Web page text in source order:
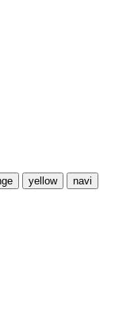
yellow
navi